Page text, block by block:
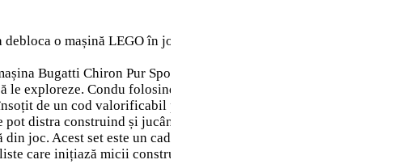
o mașină LEGO în jocul video online ASPHALT LEGENDS.
Bugatti Chiron Pur Sport (42222) pentru băieți și fete de 9 ani și
exploreze. Condu folosind butonul de deasupra modelului de
de un cod valorificabil pentru a debloca o versiune digitală a
distra construind și jucându-se cu modelul lor de vehicul. Apoi,
joc. Acest set este un cadou atractiv pentru copiii care îndrăgesc
care inițiază micii constructori LEGO în universul ingineriei într-